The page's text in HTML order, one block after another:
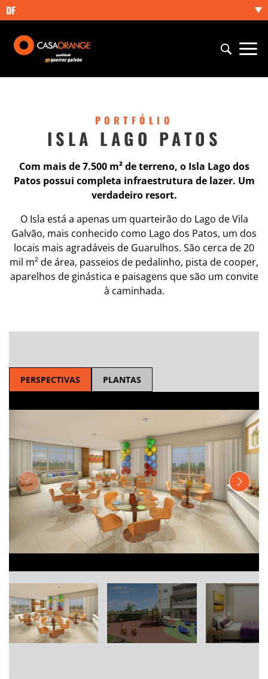
DF
PORTFÓLIO
ISLA LAGO PATOS
Com mais de 7.500 m² de terreno, o Isla Lago dos
Patos possui completa infraestrutura de lazer. Um
verdadeiro resort.
O Isla está a apenas um quarteirão do Lago de Vila
Galvão, mais conhecido como Lago dos Patos, um dos
locais mais agradáveis de Guarulhos. São cerca de 20
mil m² de área, passeios de pedalinho, pista de cooper,
aparelhos de ginástica e paisagens que são um convite
à caminhada.
PERSPECTIVAS PLANTAS